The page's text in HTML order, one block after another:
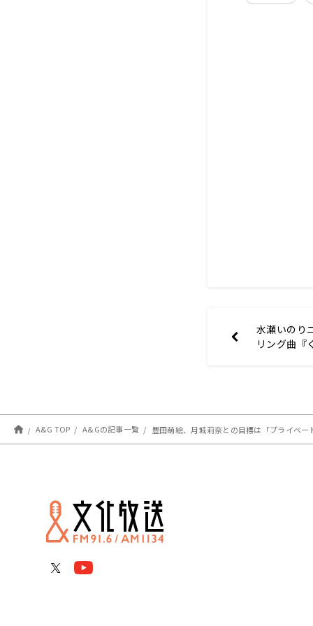
水瀬いのり
リング曲『
A&G TOP A&Gの記事一覧 豊田萌絵、月城莉奈との目標は「プライベ